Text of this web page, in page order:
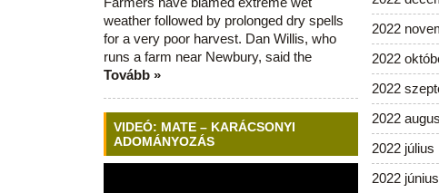
weather followed by prolonged dry spells
for a very poor harvest. Dan Willis, who
runs a farm near Newbury, said the
Tovább »
VIDEÓ: MATE – KARÁCSONYI
ADOMÁNYOZÁS
2022
2022
2022
2022
2022 július
2022 június